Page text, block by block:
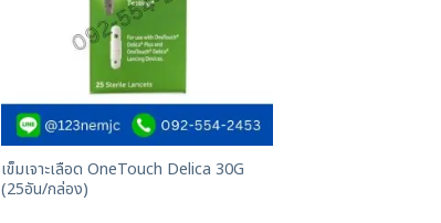
เข็มเจาะเลือด OneTouch Delica 30G
(25อัน/กล่อง)